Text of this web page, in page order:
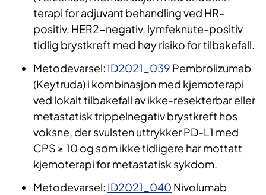
terapi for adjuvant behandling ved HR-
positiv, HER2-negativ, lymfeknute-positiv
tidlig brystkreft med høy risiko for tilbakefall.
Metodevarsel: ID2021_039 Pembrolizumab
(Keytruda) i kombinasjon med kjemoterapi
ved lokalt tilbakefall av ikke-resekterbar eller
metastatisk trippelnegativ brystkreft hos
voksne, der svulsten uttrykker PD-L1 med
CPS ≥ 10 og som ikke tidligere har mottatt
kjemoterapi for metastatisk sykdom.
Metodevarsel: ID2021_040 Nivolumab